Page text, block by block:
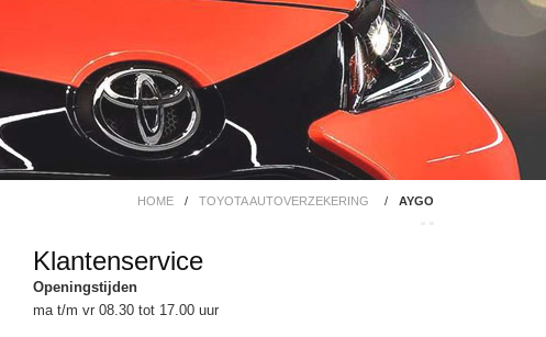
HOME / TOYOTA AUTOVERZEKERING / AYGO
Klantenservice
Openingstijden
ma t/m vr 08.30 tot 17.00 uur